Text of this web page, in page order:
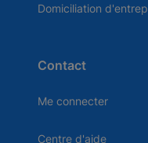
Domiciliation
Contact
Me connecter
Centre d'aide